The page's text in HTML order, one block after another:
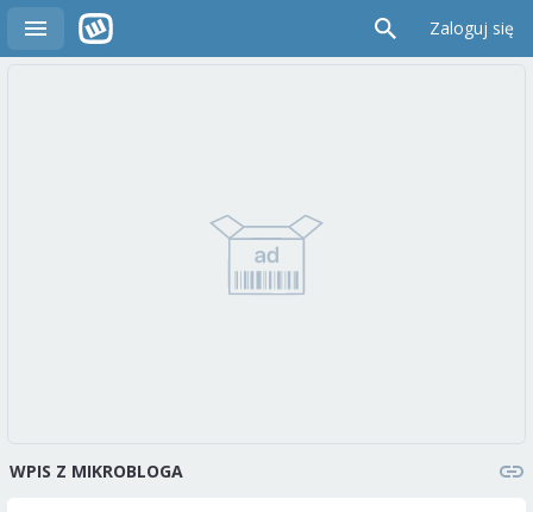
Zaloguj się
WPIS Z MIKROBLOGA